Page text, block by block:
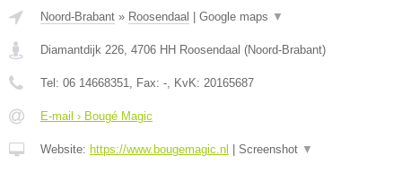
Noord-Brabant » Roosendaal | Google maps ▼
Diamantdijk 226 4706 HH Roosendaal (Noord-Brabant)
Tel: 06 14668351 , Fax: - , KvK: 20165687
E-mail › Bougé Magic
Website: https://www.bougemagic.nl | Screenshot ▼